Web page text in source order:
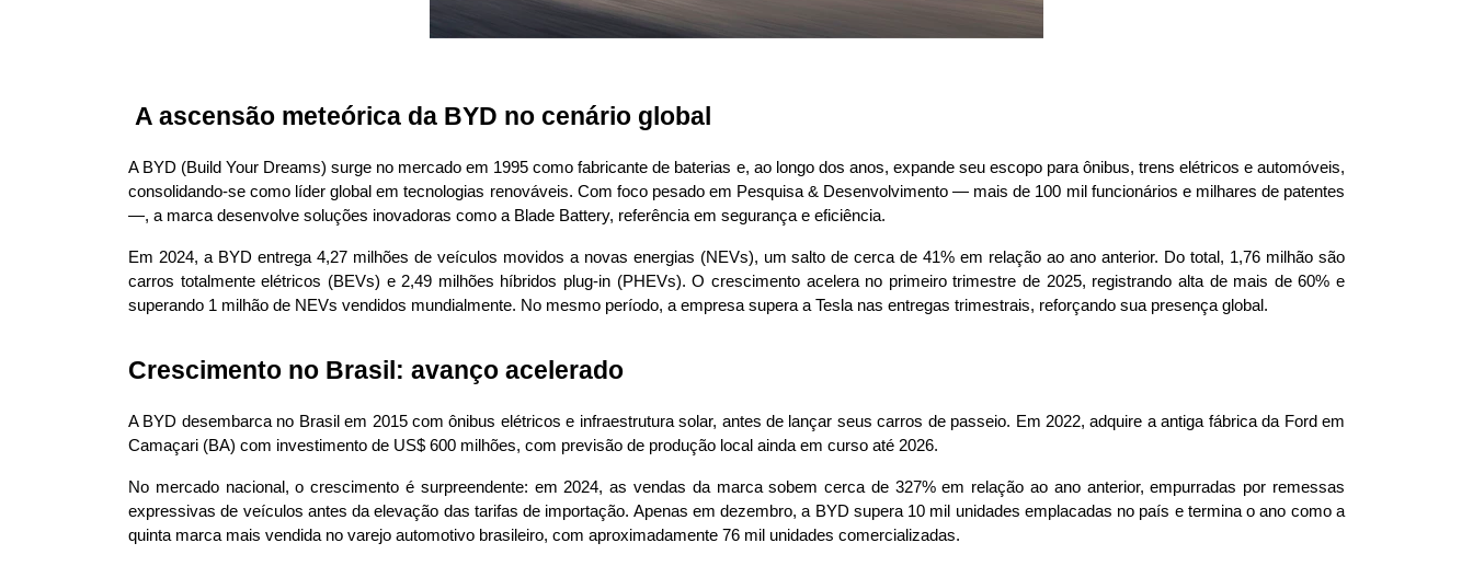
A ascensão meteórica da BYD no cenário global
A BYD (Build Your Dreams) surge no mercado em 1995 como fabricante de baterias e, ao longo dos anos, expande seu escopo para ônibus, trens elétricos e automóveis,
consolidando-se como líder global em tecnologias renováveis. Com foco pesado em Pesquisa & Desenvolvimento — mais de 100 mil funcionários e milhares de patentes
—, a marca desenvolve soluções inovadoras como a Blade Battery, referência em segurança e eficiência.
Em 2024, a BYD entrega 4,27 milhões de veículos movidos a novas energias (NEVs), um salto de cerca de 41% em relação ao ano anterior. Do total, 1,76 milhão são
carros totalmente elétricos (BEVs) e 2,49 milhões híbridos plug-in (PHEVs). O crescimento acelera no primeiro trimestre de 2025, registrando alta de mais de 60% e
superando 1 milhão de NEVs vendidos mundialmente. No mesmo período, a empresa supera a Tesla nas entregas trimestrais, reforçando sua presença global.
Crescimento no Brasil: avanço acelerado
A BYD desembarca no Brasil em 2015 com ônibus elétricos e infraestrutura solar, antes de lançar seus carros de passeio. Em 2022, adquire a antiga fábrica da Ford em
Camaçari (BA) com investimento de US$ 600 milhões, com previsão de produção local ainda em curso até 2026.
No mercado nacional, o crescimento é surpreendente: em 2024, as vendas da marca sobem cerca de 327% em relação ao ano anterior, empurradas por remessas
expressivas de veículos antes da elevação das tarifas de importação. Apenas em dezembro, a BYD supera 10 mil unidades emplacadas no país e termina o ano como a
quinta marca mais vendida no varejo automotivo brasileiro, com aproximadamente 76 mil unidades comercializadas.